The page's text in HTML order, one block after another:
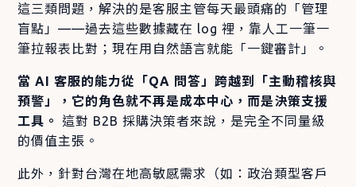
這三類問題，解決的是客服主管每天最頭痛的「管理
盲點」——過去這些數據藏在 log 裡，靠人工一筆一
筆拉報表比對；現在用自然語言就能「一鍵審計」。
當 AI 客服的能力從「QA 問答」跨越到「主動稽核與
預警」，它的角色就不再是成本中心，而是決策支援
工具。
這對 B2B 採購決策者來說，是完全不同量級
的價值主張。
此外，針對台灣在地高敏感需求（如：政治類型客戶